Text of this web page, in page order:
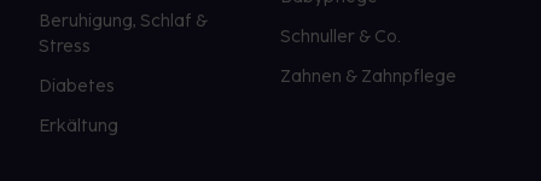
Beruhigung, Schlaf &
Stress
Diabetes
Erkältung
Schnuller & Co.
Zahnen & Zahnpflege